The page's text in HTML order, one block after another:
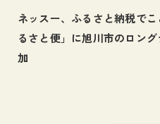
ネッスー、ふるさと納税で
るさと便」に旭川市のロン
加